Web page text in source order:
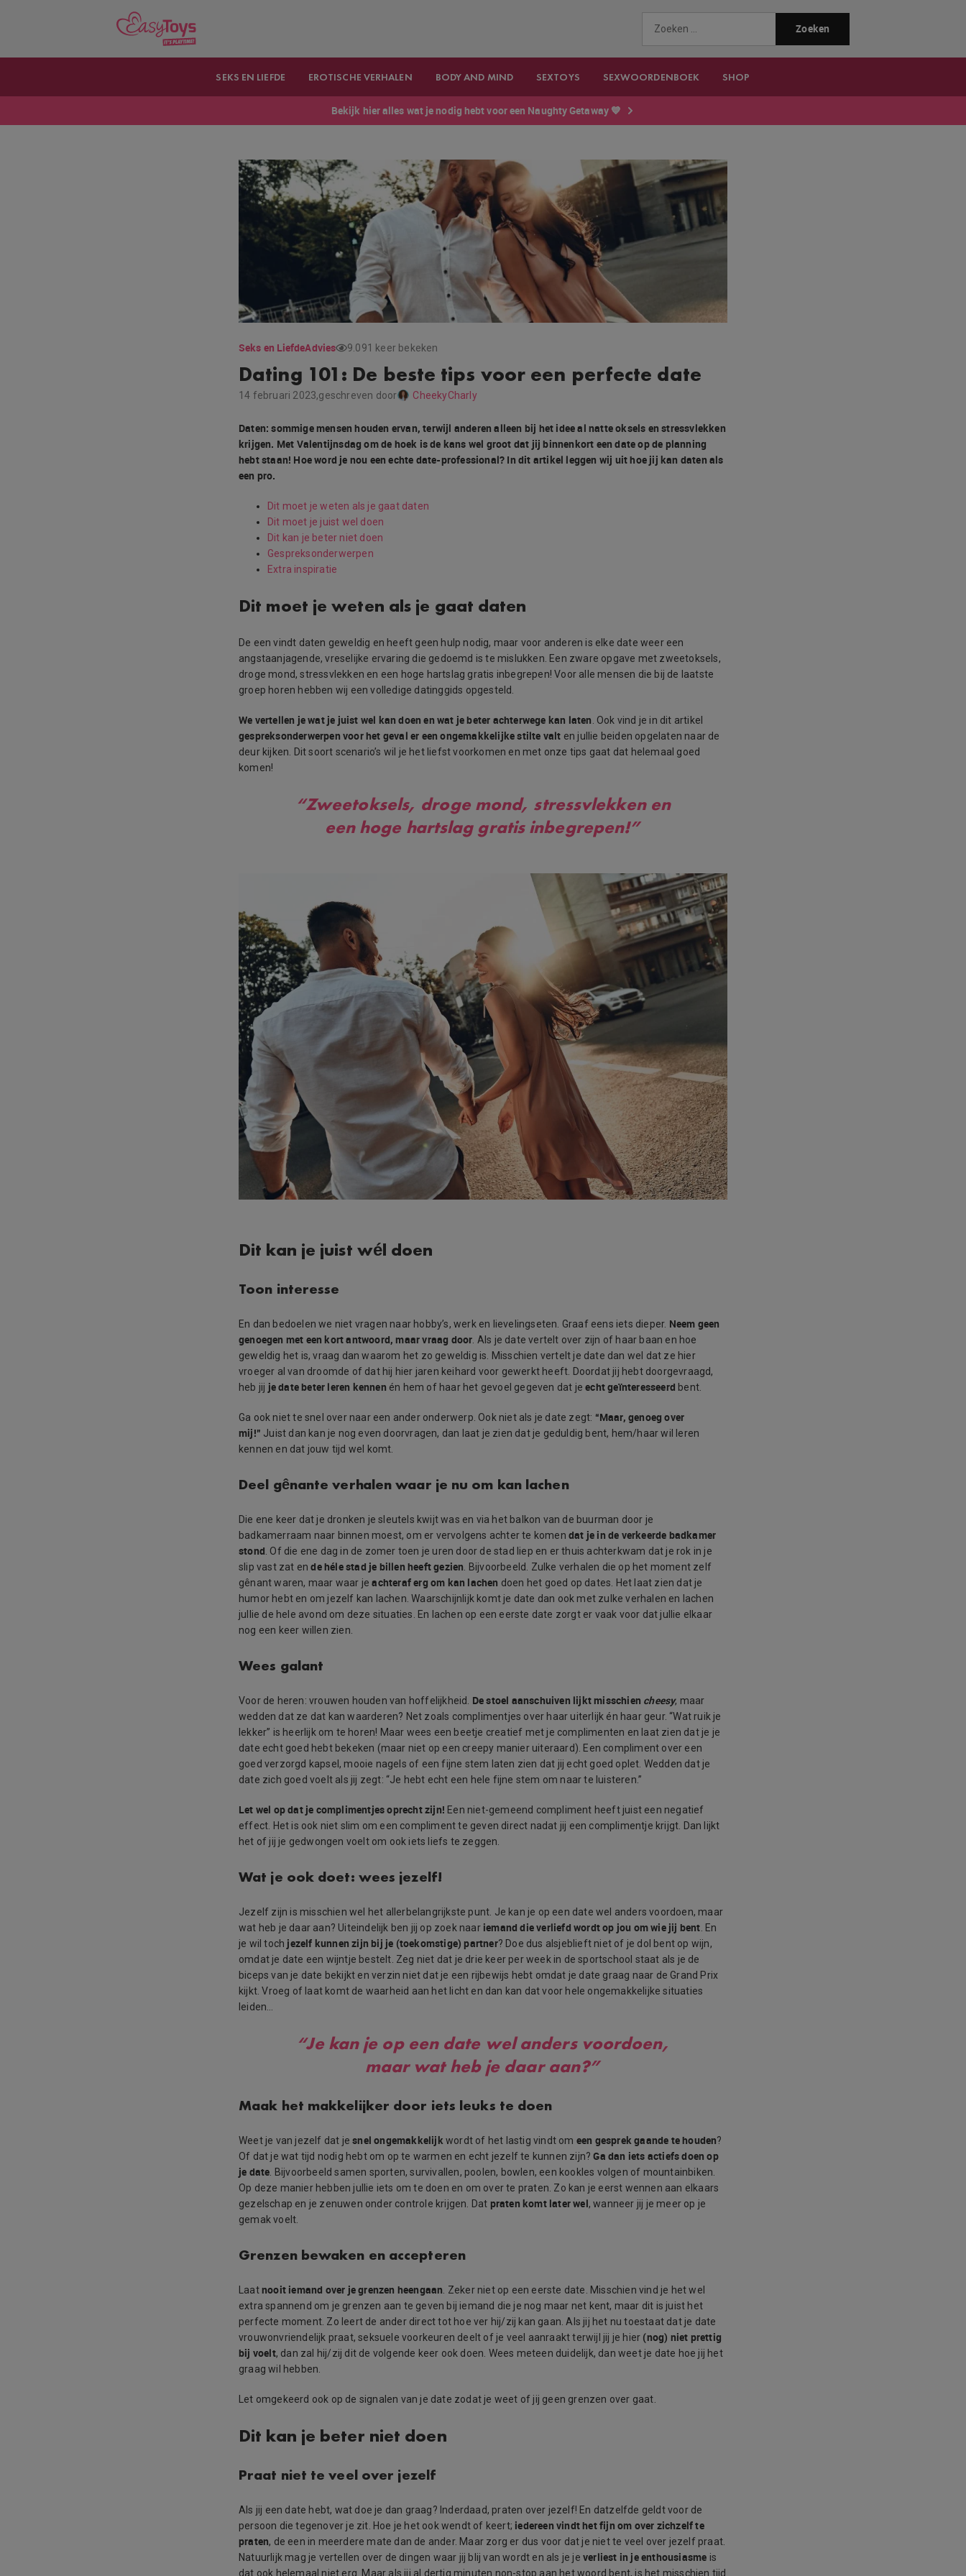
SEKS EN LIEFDE EROTISCHE VERHALEN BODY AND MIND SEXTOYS SEXWOORDENBOEK SHOP
Bekijk hier alles wat je nodig hebt voor een Naughty Getaway 💙
Seks en LiefdeAdvies 9.091 keer bekeken
Dating 101: De beste tips voor een perfecte date
14 februari 2023,geschreven door CheekyCharly
Daten: sommige mensen houden ervan, terwijl anderen alleen bij het idee al natte oksels en stressvlekken
krijgen. Met Valentijnsdag om de hoek is de kans wel groot dat jij binnenkort een date op de planning
hebt staan! Hoe word je nou een echte date-professional? In dit artikel leggen wij uit hoe jij kan daten als
een pro.
Dit moet je weten als je gaat daten
Dit moet je juist wel doen
Dit kan je beter niet doen
Gespreksonderwerpen
Extra inspiratie
Dit moet je weten als je gaat daten
De een vindt daten geweldig en heeft geen hulp nodig, maar voor anderen is elke date weer een
angstaanjagende, vreselijke ervaring die gedoemd is te mislukken. Een zware opgave met zweetoksels,
droge mond, stressvlekken en een hoge hartslag gratis inbegrepen! Voor alle mensen die bij de laatste
groep horen hebben wij een volledige datinggids opgesteld.
We vertellen je wat je juist wel kan doen en wat je beter achterwege kan laten. Ook vind je in dit artikel
gespreksonderwerpen voor het geval er een ongemakkelijke stilte valt en jullie beiden opgelaten naar de
deur kijken. Dit soort scenario’s wil je het liefst voorkomen en met onze tips gaat dat helemaal goed
komen!
“Zweetoksels, droge mond, stressvlekken en
een hoge hartslag gratis inbegrepen!”
Dit kan je juist wél doen
Toon interesse
En dan bedoelen we niet vragen naar hobby’s, werk en lievelingseten. Graaf eens iets dieper. Neem geen
genoegen met een kort antwoord, maar vraag door . Als je date vertelt over zijn of haar baan en hoe
geweldig het is, vraag dan waarom het zo geweldig is. Misschien vertelt je date dan wel dat ze hier
vroeger al van droomde of dat hij hier jaren keihard voor gewerkt heeft. Doordat jij hebt doorgevraagd,
heb jij je date beter leren kennen én hem of haar het gevoel gegeven dat jeecht geïnteresseerd bent.
Ga ook niet te snel over naar een ander onderwerp. Ook niet als je date zegt: “Maar, genoeg over
mij!” Juist dan kan je nog even doorvragen, dan laat je zien dat je geduldig bent, hem/haar wil leren
kennen en dat jouw tijd wel komt.
Deel gênante verhalen waar je nu om kan lachen
Die ene keer dat je dronken je sleutels kwijt was en via het balkon van de buurman door je
badkamerraam naar binnen moest, om er vervolgens achter te komendat je in de verkeerde badkamer
stond . Of die ene dag in de zomer toen je uren door de stad liep en er thuis achterkwam dat je rok in je
slip vast zat en de héle stad je billen heeft gezien . Bijvoorbeeld. Zulke verhalen die op het moment zelf
gênant waren, maar waar jeachteraf erg om kan lachen doen het goed op dates. Het laat zien dat je
humor hebt en om jezelf kan lachen. Waarschijnlijk komt je date dan ook met zulke verhalen en lachen
jullie de hele avond om deze situaties. En lachen op een eerste date zorgt er vaak voor dat jullie elkaar
nog een keer willen zien.
Wees galant
Voor de heren: vrouwen houden van hoffelijkheid. De stoel aanschuiven lijkt misschien cheesy, maar
wedden dat ze dat kan waarderen? Net zoals complimentjes over haar uiterlijk én haar geur. “Wat ruik je
lekker” is heerlijk om te horen! Maar wees een beetje creatief met je complimenten en laat zien dat je je
date echt goed hebt bekeken (maar niet op een creepy manier uiteraard). Een compliment over een
goed verzorgd kapsel, mooie nagels of een fijne stem laten zien dat jij echt goed oplet. Wedden dat je
date zich goed voelt als jij zegt: “Je hebt echt een hele fijne stem om naar te luisteren.”
Let wel op dat je complimentjes oprecht zijn! Een niet-gemeend compliment heeft juist een negatief
effect. Het is ook niet slim om een compliment te geven direct nadat jij een complimentje krijgt. Dan lijkt
het of jij je gedwongen voelt om ook iets liefs te zeggen.
Wat je ook doet: wees jezelf!
Jezelf zijn is misschien wel het allerbelangrijkste punt. Je kan je op een date wel anders voordoen, maar
wat heb je daar aan? Uiteindelijk ben jij op zoek naar iemand die verliefd wordt op jou om wie jij bent . En
je wil toch jezelf kunnen zijn bij je (toekomstige) partner? Doe dus alsjeblieft niet of je dol bent op wijn,
omdat je date een wijntje bestelt. Zeg niet dat je drie keer per week in de sportschool staat als je de
biceps van je date bekijkt en verzin niet dat je een rijbewijs hebt omdat je date graag naar de Grand Prix
kijkt. Vroeg of laat komt de waarheid aan het licht en dan kan dat voor hele ongemakkelijke situaties
leiden…
“Je kan je op een date wel anders voordoen,
maar wat heb je daar aan?”
Maak het makkelijker door iets leuks te doen
Weet je van jezelf dat jesnel ongemakkelijkwordt of het lastig vindt om een gesprek gaande te houden?
Of dat je wat tijd nodig hebt om op te warmen en echt jezelf te kunnen zijn?Ga dan iets actiefs doen op
je date . Bijvoorbeeld samen sporten, survivallen, poolen, bowlen, een kookles volgen of mountainbiken.
Op deze manier hebben jullie iets om te doen en om over te praten. Zo kan je eerst wennen aan elkaars
gezelschap en je zenuwen onder controle krijgen. Dat praten komt later wel, wanneer jij je meer op je
gemak voelt.
Grenzen bewaken en accepteren
Laatnooit iemand over je grenzen heengaan . Zeker niet op een eerste date. Misschien vind je het wel
extra spannend om je grenzen aan te geven bij iemand die je nog maar net kent, maar dit is juist het
perfecte moment. Zo leert de ander direct tot hoe ver hij/zij kan gaan. Als jij het nu toestaat dat je date
vrouwonvriendelijk praat, seksuele voorkeuren deelt of je veel aanraakt terwijl jij je hier (nog) niet prettig
bij voelt, dan zal hij/zij dit de volgende keer ook doen. Wees meteen duidelijk, dan weet je date hoe jij het
graag wil hebben.
Let omgekeerd ook op de signalen van je date zodat je weet of jij geen grenzen over gaat.
Dit kan je beter niet doen
Praat niet te veel over jezelf
Als jij een date hebt, wat doe je dan graag? Inderdaad, praten over jezelf! En datzelfde geldt voor de
persoon die tegenover je zit. Hoe je het ook wendt of keert; iedereen vindt het fijn om over zichzelf te
praten, de een in meerdere mate dan de ander. Maar zorg er dus voor dat je niet te veel over jezelf praat.
Natuurlijk mag je vertellen over de dingen waar jij blij van wordt en als je jeverliest in je enthousiasme is
dat ook helemaal niet erg. Maar als jij al dertig minuten non-stop aan het woord bent, is het misschien tijd